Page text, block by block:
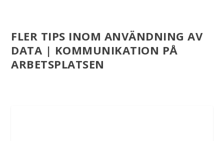
FLER TIPS INOM ANVÄNDNING AV
DATA | KOMMUNIKATION PÅ
ARBETSPLATSEN